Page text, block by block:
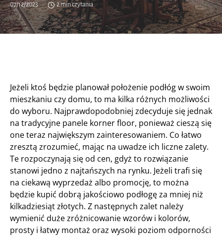
07/12/2023 2 min czytania
Jeżeli ktoś będzie planował położenie podłóg w swoim
mieszkaniu czy domu, to ma kilka różnych możliwości
do wyboru. Najprawdopodobniej zdecyduje się jednak
na tradycyjne panele korner floor, ponieważ cieszą się
one teraz największym zainteresowaniem. Co łatwo
zresztą zrozumieć, mając na uwadze ich liczne zalety.
Te rozpoczynają się od cen, gdyż to rozwiązanie
stanowi jedno z najtańszych na rynku. Jeżeli trafi się
na ciekawą wyprzedaż albo promocję, to można
będzie kupić dobrą jakościowo podłogę za mniej niż
kilkadziesiąt złotych. Z następnych zalet należy
wymienić duże zróżnicowanie wzorów i kolorów,
prosty i łatwy montaż oraz wysoki poziom odporności